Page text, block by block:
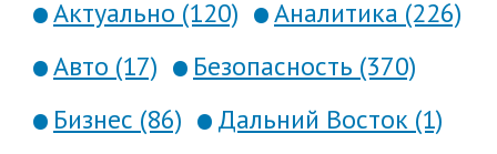
Актуально (120)
Аналитика (226)
Авто (17)
Безопасность (370)
Бизнес (86)
Дальний Восток (1)